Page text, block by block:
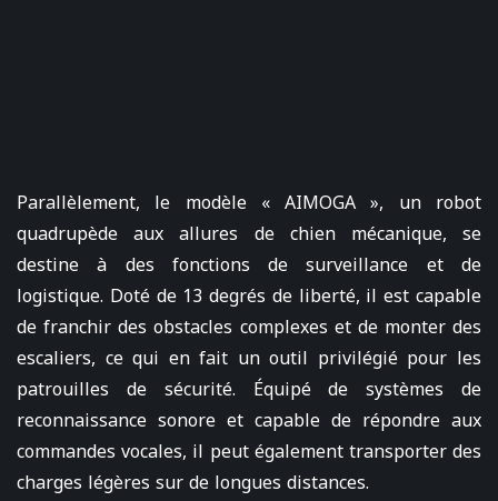
Parallèlement, le modèle « AIMOGA », un robot
quadrupède aux allures de chien mécanique, se
destine à des fonctions de surveillance et de
logistique. Doté de 13 degrés de liberté, il est capable
de franchir des obstacles complexes et de monter des
escaliers, ce qui en fait un outil privilégié pour les
patrouilles de sécurité. Équipé de systèmes de
reconnaissance sonore et capable de répondre aux
commandes vocales, il peut également transporter des
charges légères sur de longues distances.